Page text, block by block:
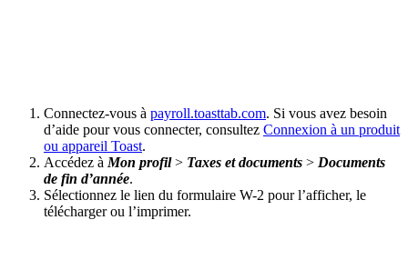
Connectez-vous à payroll.toasttab.com. Si vous avez besoin
d’aide pour vous connecter, consultez Connexion à un produit
ou appareil Toast.
Accédez à Mon profil> Taxes et documents > Documents
de fin d’année.
Sélectionnez le lien du formulaire W-2 pour l’afficher, le
télécharger ou l’imprimer.